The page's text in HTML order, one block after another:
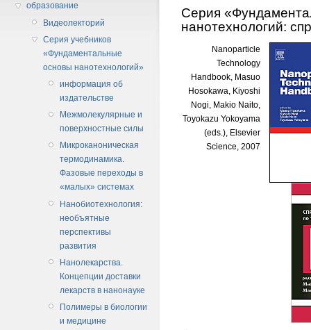
образование
Видеолекторий
Серия учебников
«Фундаментальные
основы нанотехнологий»
информация об
издательстве
Межмолекулярные и
поверхностные силы
Микроканоническая
термодинамика.
Фазовые переходы в
«малых» системах
Нанобиотехнология:
необъятные
перспективы
развития
Нанолекарства.
Концепции доставки
лекарств в нанонауке
Полимеры в биологии
и медицине
Серия
нанотехнологий:
Nanoparticle
Technology
Handbook, Masuo
Hosokawa, Kiyoshi
Nogi, Makio Naito,
Toyokazu Yokoyama
(eds.), Elsevier
Science, 2007